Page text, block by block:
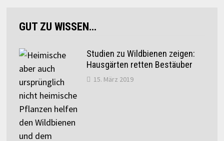
GUT ZU WISSEN…
Studien zu Wildbienen zeigen:
Hausgärten retten Bestäuber
15. März 2019